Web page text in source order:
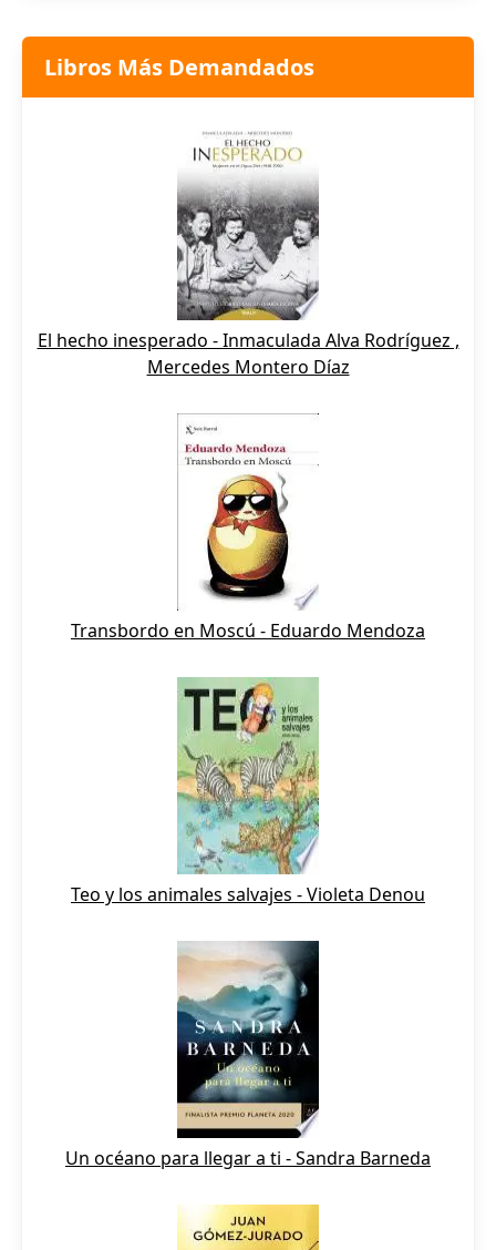
Libros Más Demandados
El hecho inesperado - Inmaculada Alva Rodríguez ,
Mercedes Montero Díaz
Transbordo en Moscú - Eduardo Mendoza
Teo y los animales salvajes - Violeta Denou
Un océano para llegar a ti - Sandra Barneda